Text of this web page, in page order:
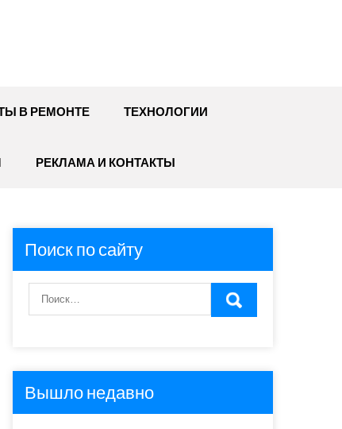
В РЕМОНТЕ ТЕХНОЛОГИИ
РЕКЛАМА И КОНТАКТЫ
Поиск по сайту
Вышло недавно